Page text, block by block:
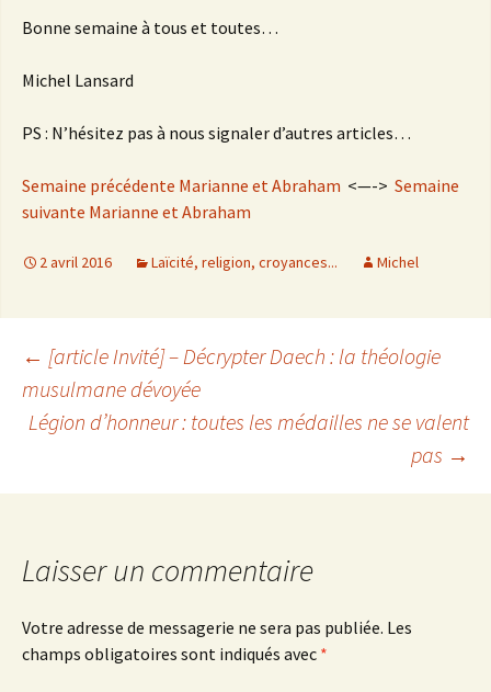
Bonne semaine à tous et toutes…
Michel Lansard
PS : N’hésitez pas à nous signaler d’autres articles…
Semaine précédente Marianne et Abraham <—-> Semaine
suivante Marianne et Abraham
2 avril 2016 Laïcité, religion, croyances... Michel
Navigation
des
articles
← [article Invité] – Décrypter Daech : la théologie
musulmane dévoyée
Légion d’honneur : toutes les médailles ne se valent
pas →
Laisser un commentaire
Votre adresse de messagerie ne sera pas publiée. Les
champs obligatoires sont indiqués avec *